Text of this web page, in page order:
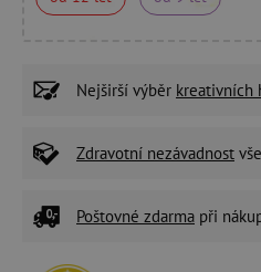
Nejširší výběr kreativních
Zdravotní nezávadnost
Poštovné zdarma při